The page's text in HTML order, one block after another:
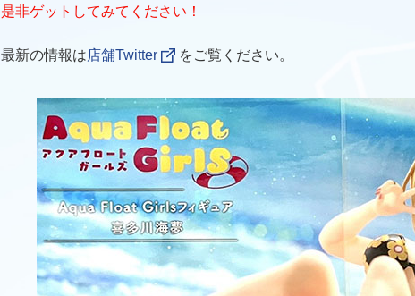
是非ゲットしてみてください！
最新の情報は店舗Twitter をご覧ください。